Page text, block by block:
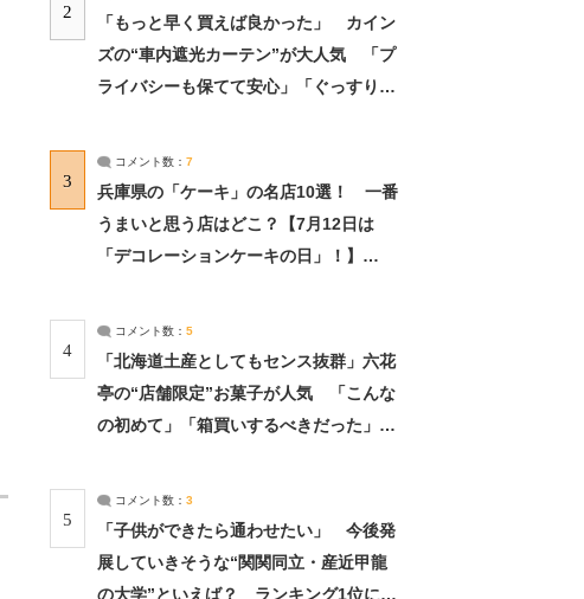
2
「もっと早く買えば良かった」 カイン
ズの“車内遮光カーテン”が大人気 「プ
ライバシーも保てて安心」「ぐっすり眠
3
コメント数： 7
兵庫県の「ケーキ」の名店10選！ 一番
うまいと思う店はどこ？【7月12日は
「デコレーションケーキの日」！】
4
コメント数： 5
「北海道土産としてもセンス抜群」六花
亭の“店舗限定”お菓子が人気 「こんな
の初めて」「箱買いするべきだった」
5
コメント数： 3
「子供ができたら通わせたい」 今後発
展していきそうな“関関同立・産近甲龍
の大学”といえば？ ランキング1位に学